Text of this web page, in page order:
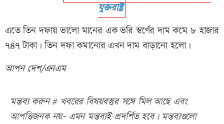
যুক্তরাষ্ট্র
এতে তিন দফায় ভালো মানের এক ভরি স্বর্ণের দাম কমে ৮ হাজার
৭৪৭ টাকা। তিন দফা কমানোর এখন দাম বাড়ানো হলো।
আপন দেশ/এনএম
মন্তব্য করুন # খবরের বিষয়বস্তুর সঙ্গে মিল আছে এবং
আপত্তিজনক নয়- এমন মন্তব্যই প্রদর্শিত হবে। মন্তব্যগুলো